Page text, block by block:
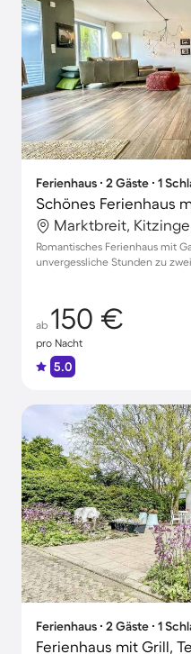
Ferienhaus ∙ 2 Gäste ∙ 1
Marktbreit,
Romantisches Ferienhaus mit
unvergessliche Stunden zu
ab 150 €
pro Nacht
5.0
Ferienhaus ∙ 2 Gäste ∙ 1